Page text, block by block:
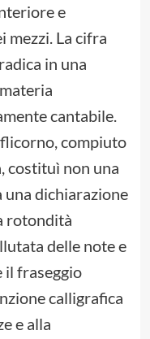
e
mezzi. La cifra
in una
cantabile.
compiuto
costituì non una
una dichiarazione
rotondità
delle note e
il fraseggio
calligrafica
e alla